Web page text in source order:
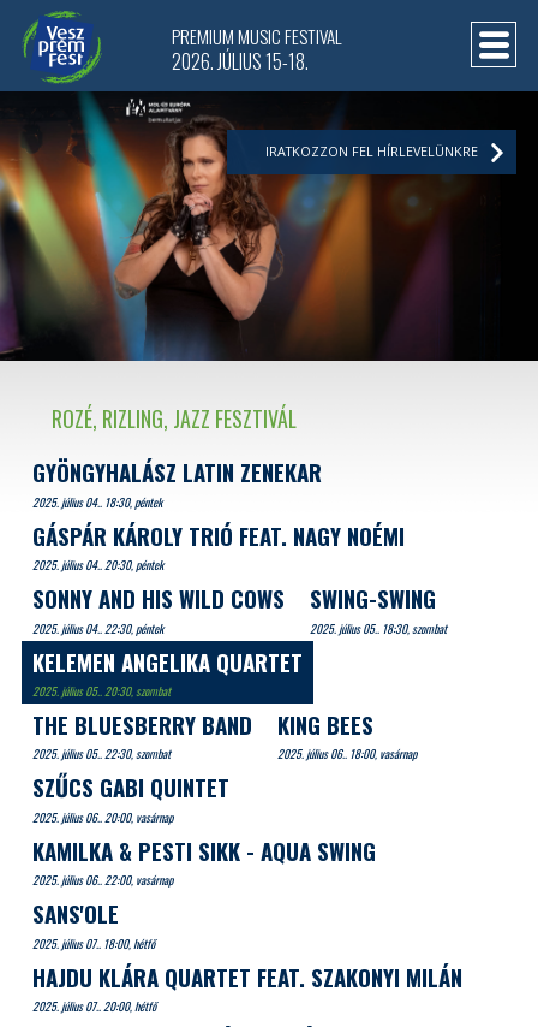
ROZÉ, RIZLING, JAZZ FESZTIVÁL
GYÖNGYHALÁSZ LATIN ZENEKAR
2025. július 04.. 18:30, péntek
GÁSPÁR KÁROLY TRIÓ FEAT. NAGY NOÉMI
2025. július 04.. 20:30, péntek
SONNY AND HIS WILD COWS
2025. július 04.. 22:30, péntek
SWING-SWING
2025. július 05.. 18:30, szombat
KELEMEN ANGELIKA QUARTET
2025. július 05.. 20:30, szombat
THE BLUESBERRY BAND
2025. július 05.. 22:30, szombat
KING BEES
2025. július 06.. 18:00, vasárnap
SZŰCS GABI QUINTET
2025. július 06.. 20:00, vasárnap
KAMILKA & PESTI SIKK - AQUA SWING
2025. július 06.. 22:00, vasárnap
SANS'OLE
2025. július 07.. 18:00, hétfő
HAJDU KLÁRA QUARTET FEAT. SZAKONYI MILÁN
2025. július 07.. 20:00, hétfő
PREMIUM MUSIC FESTIVAL
2026. JÚLIUS 15-18.
IRATKOZZON FEL HÍRLEVELÜNKRE